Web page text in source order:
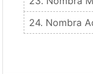
24. Nombra